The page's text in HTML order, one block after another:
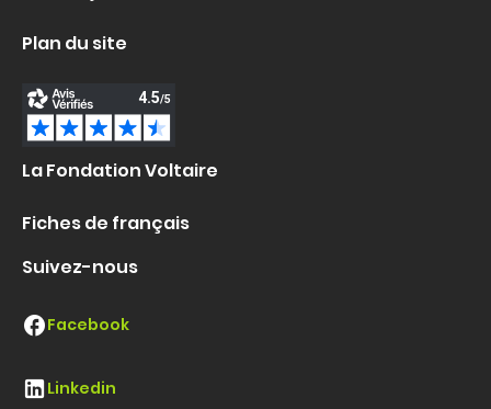
Plan du site
La Fondation Voltaire
Fiches de français
Suivez-nous
Facebook
Linkedin